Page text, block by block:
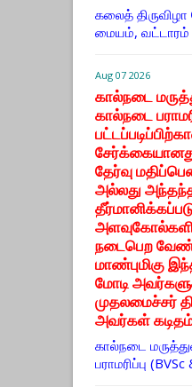
கலைத்
மையம்,
Aug 07 2026
கால்நடை
கால்நடை
தேர்வு
அல்லது
நடைபெற
மாண்புமிகு
மோடி
முதலமைச்சர்
அவர்கள்
கால்நடை
பராமரிப்பு